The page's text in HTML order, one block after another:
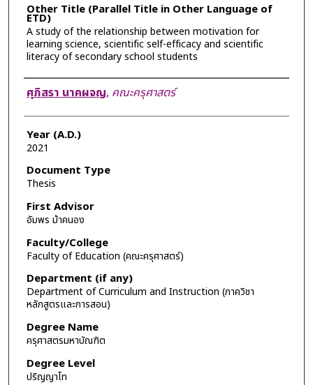
Other Title (Parallel Title in Other Language of
ETD)
A study of the relationship between motivation for
learning science, scientific self-efficacy and scientific
literacy of secondary school students
Author
ศุภิสรา นาคผจญ, คณะครุศาสตร์
Year (A.D.)
2021
Document Type
Thesis
First Advisor
อัมพร ม้าคนอง
Faculty/College
Faculty of Education (คณะครุศาสตร์)
Department (if any)
Department of Curriculum and Instruction (ภาควิชา
หลักสูตรและการสอน)
Degree Name
ครุศาสตรมหาบัณฑิต
Degree Level
ปริญญาโท